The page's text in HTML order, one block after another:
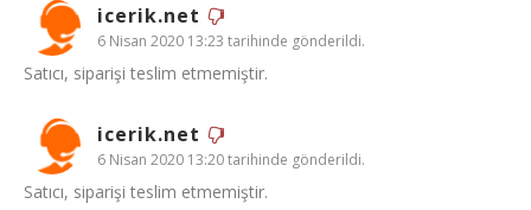
icerik.net
6 Nisan 2020 13:23 tarihinde gönderildi.
Satıcı, siparişi teslim etmemiştir.
icerik.net
6 Nisan 2020 13:20 tarihinde gönderildi.
Satıcı, siparişi teslim etmemiştir.